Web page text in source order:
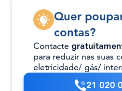
Quer
contas?
Contacte
para reduzir nas suas
eletricidade/ gás/
21 020